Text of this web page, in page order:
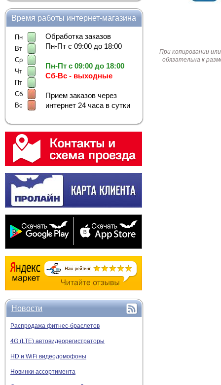
Время работы интернет-магазина
Пн
Вт
Ср
Чт
Пт
Сб
Вс
Обработка заказов
Пн-Пт с 09:00 до 18:00
Пн-Пт с 09:00 до 18:00
Сб-Вс - выходные
Прием заказов через
интернет 24 часа в сутки
Новости
Распродажа фитнес-браслетов
4G (LTE) автовидеорегистраторы
HD и WiFi видеодомофоны
Новинки ассортимента
При копировании
обязательна к